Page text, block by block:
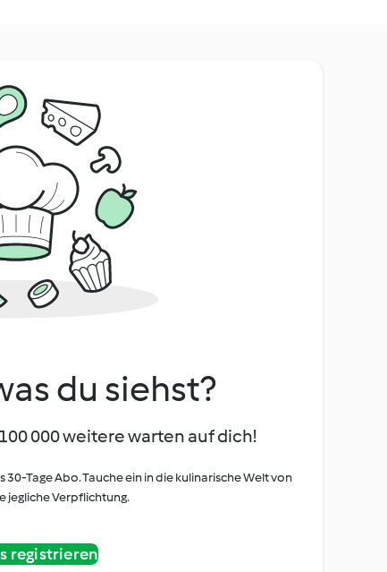
du siehst?
000 weitere warten auf dich!
Tage Abo. Tauche ein in die kulinarische Welt von
jegliche Verpflichtung.
registrieren